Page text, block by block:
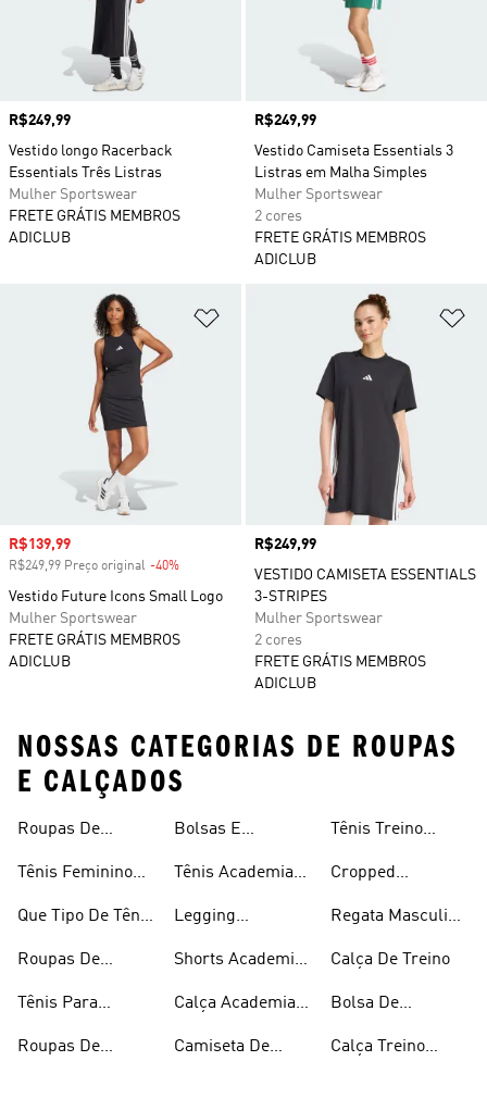
Preço
R$249,99
Vestido longo Racerback
Essentials Três Listras
Mulher Sportswear
FRETE GRÁTIS MEMBROS
ADICLUB
Preço
R$249,99
Vestido Camiseta Essentials 3
Listras em Malha Simples
Mulher Sportswear
2 cores
FRETE GRÁTIS MEMBROS
ADICLUB
Adicionar à Lista de Desejos
Preço com desconto
R$139,99
R$249,99 Preço original -40%
Vestido Future Icons Small Logo
Mulher Sportswear
FRETE GRÁTIS MEMBROS
ADICLUB
Preço
R$249,99
VESTIDO CAMISETA ESSENTIALS
3-STRIPES
Mulher Sportswear
2 cores
FRETE GRÁTIS MEMBROS
ADICLUB
NOSSAS CATEGORIAS DE ROUPAS
E CALÇADOS
Roupas De
Treino
Tênis Feminino
Que Tipo De Tênis
Academia
Roupas De
Feminina
Tênis Para
Treino
Roupas De
Masculina
Bolsas E
Academia
Tênis Academia
Legging
Shorts Academia
Calça Academia
Camiseta De
Tênis Treino
Cropped
Regata Masculina
Calça De Treino
Bolsa De
Masculina
Calça Treino